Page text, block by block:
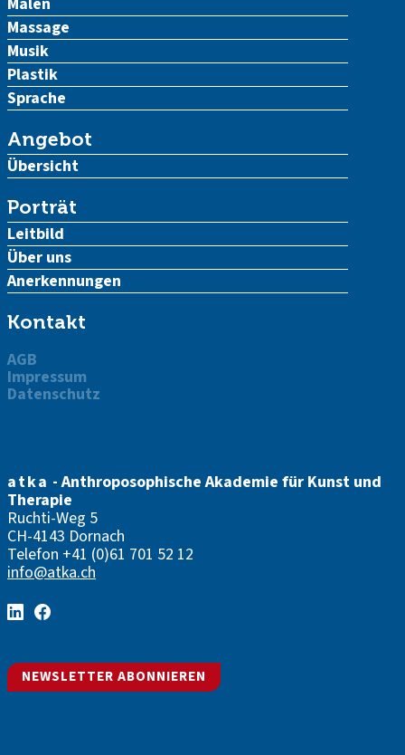
Massage
Musik
Plastik
Sprache
Angebot
Übersicht
Porträt
Leitbild
Über uns
Anerkennungen
Kontakt
AGB
Impressum
Datenschutz
atka - Anthroposophische Akademie für Kunst und
Therapie
Ruchti-Weg 5
CH-4143 Dornach
Telefon +41 (0)61 701 52 12
info@atka.ch
NEWSLETTER ABONNIEREN